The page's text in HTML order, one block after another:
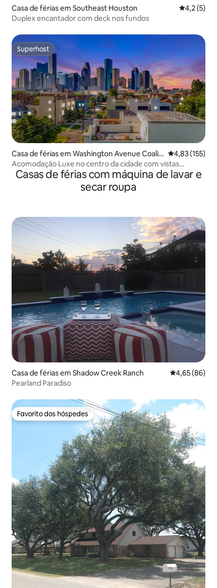
Casa de férias em Southeast Houston
4,2 (5)
Duplex encantador com deck nos fundos
Superhost
Superhost
Casa de férias em Washington Avenue Coaliti
on / Memorial Park
Classificação
4,83 (155)
Acomodação Luxe no centro da cidade com vistas
deslumbrantes em Houston✨
Casas de férias com máquina de lavar e
secar roupa
Casa de férias em Shadow Creek Ranch Classificação
4,65 (86)
Pearland Paradiso
Favorito dos hóspedes
Favorito dos hóspedes